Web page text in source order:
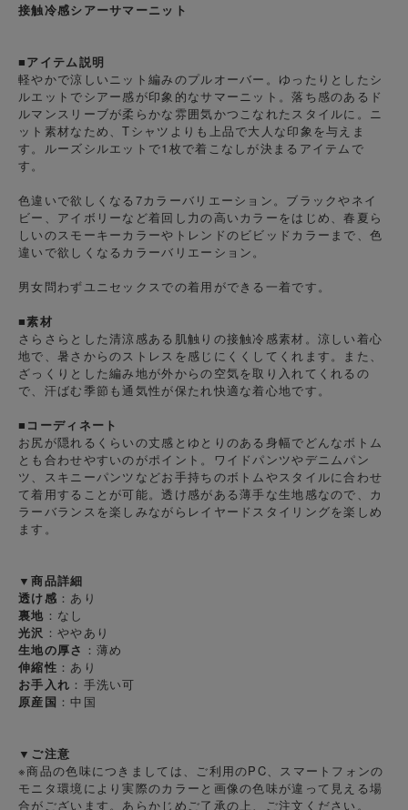
接触冷感シアーサマーニット
■アイテム説明
軽やかで涼しいニット編みのプルオーバー。ゆったりとしたシ
ルエットでシアー感が印象的なサマーニット。落ち感のあるド
ルマンスリーブが柔らかな雰囲気かつこなれたスタイルに。ニ
ット素材なため、Tシャツよりも上品で大人な印象を与えま
す。ルーズシルエットで1枚で着こなしが決まるアイテムで
す。
色違いで欲しくなる7カラーバリエーション。ブラックやネイ
ビー、アイボリーなど着回し力の高いカラーをはじめ、春夏ら
しいのスモーキーカラーやトレンドのビビッドカラーまで、色
違いで欲しくなるカラーバリエーション。
男女問わずユニセックスでの着用ができる一着です。
■素材
さらさらとした清涼感ある肌触りの接触冷感素材。涼しい着心
地で、暑さからのストレスを感じにくくしてくれます。また、
ざっくりとした編み地が外からの空気を取り入れてくれるの
で、汗ばむ季節も通気性が保たれ快適な着心地です。
■コーディネート
お尻が隠れるくらいの丈感とゆとりのある身幅でどんなボトム
とも合わせやすいのがポイント。ワイドパンツやデニムパン
ツ、スキニーパンツなどお手持ちのボトムやスタイルに合わせ
て着用することが可能。透け感がある薄手な生地感なので、カ
ラーバランスを楽しみながらレイヤードスタイリングを楽しめ
ます。
▼商品詳細
透け感 ：あり
裏地 ：なし
光沢 ：ややあり
生地の厚さ ：薄め
伸縮性 ：あり
お手入れ ：手洗い可
原産国 ：中国
▼ご注意
※商品の色味につきましては、ご利用のPC、スマートフォンの
モニタ環境により実際のカラーと画像の色味が違って見える場
合がございます。あらかじめご了承の上、ご注文ください。